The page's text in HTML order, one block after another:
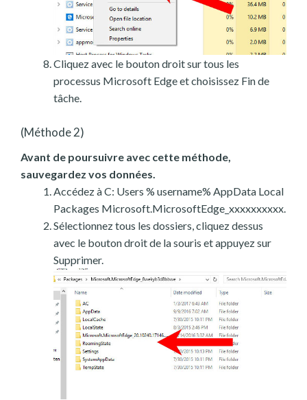
Cliquez avec le bouton droit sur tous les
processus Microsoft Edge et choisissez Fin de
tâche.
(Méthode 2)
Avant de poursuivre avec cette méthode,
sauvegardez vos données.
Accédez à C: Users % username% AppData Local
Packages Microsoft.MicrosoftEdge_xxxxxxxxxx.
Sélectionnez tous les dossiers, cliquez dessus
avec le bouton droit de la souris et appuyez sur
Supprimer.